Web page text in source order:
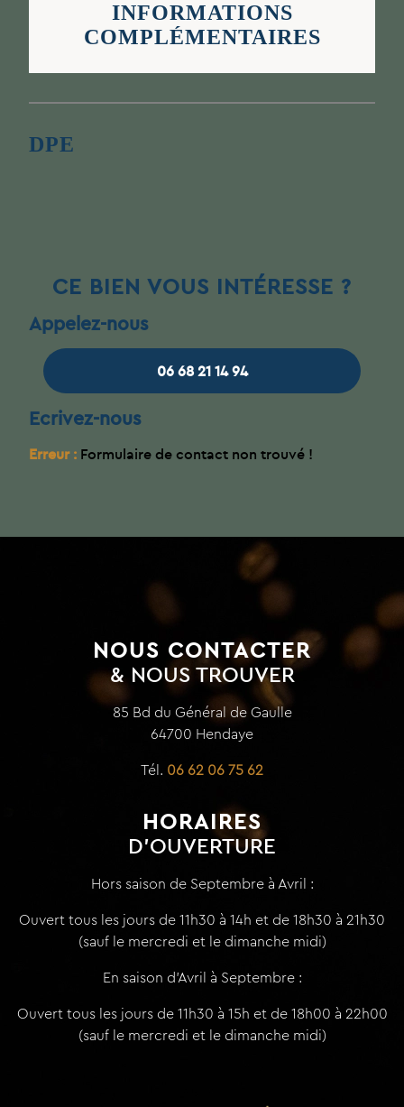
INFORMATIONS
COMPLÉMENTAIRES
DPE
CE BIEN VOUS INTÉRESSE ?
Appelez-nous
06 68 21 14 94
Ecrivez-nous
Erreur : Formulaire de contact non trouvé !
NOUS CONTACTER
& NOUS TROUVER
85 Bd du Général de Gaulle
64700 Hendaye
Tél. 06 62 06 75 62
HORAIRES
D'OUVERTURE
Hors saison de Septembre à Avril :
Ouvert tous les jours de 11h30 à 14h et de 18h30 à 21h30
(sauf le mercredi et le dimanche midi)
En saison d'Avril à Septembre :
Ouvert tous les jours de 11h30 à 15h et de 18h00 à 22h00
(sauf le mercredi et le dimanche midi)